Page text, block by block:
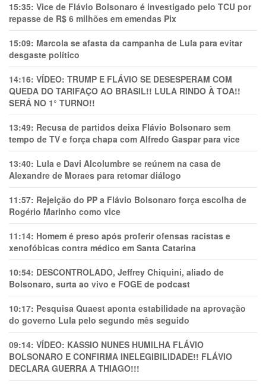
15:35: Vice de Flávio Bolsonaro é investigado pelo TCU por
repasse de R$ 6 milhões em emendas Pix
15:09: Marcola se afasta da campanha de Lula para evitar
desgaste político
14:16: VÍDEO: TRUMP E FLÁVIO SE DESESPERAM COM
QUEDA DO TARIFAÇO AO BRASIL!! LULA RINDO À TOA!!
SERÁ NO 1° TURNO!!
13:49: Recusa de partidos deixa Flávio Bolsonaro sem
tempo de TV e força chapa com Alfredo Gaspar para vice
13:40: Lula e Davi Alcolumbre se reúnem na casa de
Alexandre de Moraes para retomar diálogo
11:57: Rejeição do PP a Flávio Bolsonaro força escolha de
Rogério Marinho como vice
11:14: Homem é preso após proferir ofensas racistas e
xenofóbicas contra médico em Santa Catarina
10:54: DESCONTROLADO, Jeffrey Chiquini, aliado de
Bolsonaro, surta ao vivo e FOGE de podcast
10:17: Pesquisa Quaest aponta estabilidade na aprovação
do governo Lula pelo segundo mês seguido
09:14: VÍDEO: KASSIO NUNES HUMlLHA FLÁVIO
BOLSONARO E CONFIRMA INELEGIBILIDADE!! FLÁVIO
DECLARA GUERRA A THIAGO!!!